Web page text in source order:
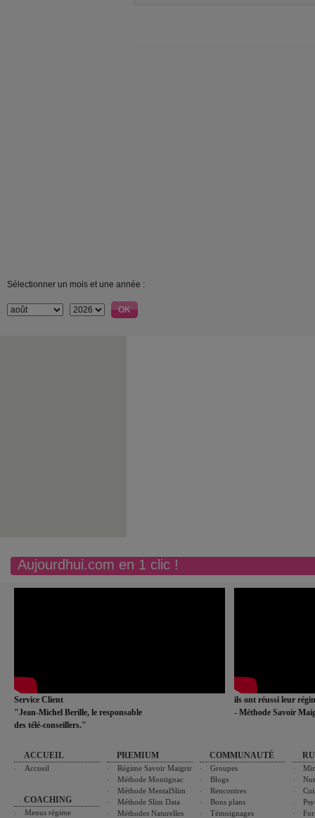
Sélectionner un mois et une année :
Aujourdhui.com en 1 clic !
Service Client
"Jean-Michel Berille, le responsable
des télé-conseillers."
ils ont réussi leur
- Méthode Savoir
ACCUEIL
Accueil
COACHING
Menus régime
PREMIUM
Régime Savoir Maigrir
Méthode Montignac
Méthode MentalSlim
Méthode Slim Data
Méthodes Naturelles
COMMUNAUTÉ
Groupes
Blogs
Rencontres
Bons plans
Témoignages